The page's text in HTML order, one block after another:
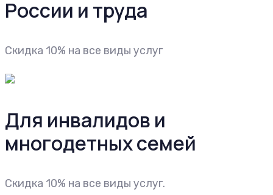
России и труда
Cкидка 10% на все виды услуг
Для инвалидов и
многодетных семей
Cкидка 10% на все виды услуг.